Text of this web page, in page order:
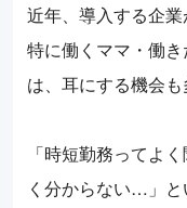
近年、導入する企業
特に働くママ・働
は、耳にする機会も
「時短勤務ってよ
く分からない…」と